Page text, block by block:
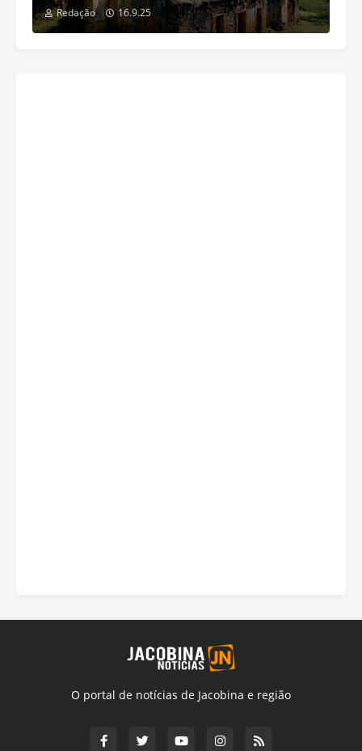
Redação 16.9.25
O portal de notícias de Jacobina e região